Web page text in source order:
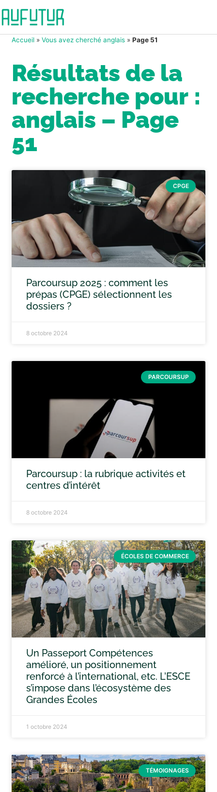
Accueil » Vous avez cherché anglais » Page 51
Résultats de la
recherche pour :
anglais – Page
51
CPGE
Parcoursup 2025 : comment les
prépas (CPGE) sélectionnent les
dossiers ?
8 octobre 2024
PARCOURSUP
Parcoursup : la rubrique activités et
centres d’intérêt
8 octobre 2024
ÉCOLES DE COMMERCE
Un Passeport Compétences
amélioré, un positionnement
renforcé à l’international, etc. L’ESCE
s’impose dans l’écosystème des
Grandes Écoles
1 octobre 2024
TÉMOIGNAGES